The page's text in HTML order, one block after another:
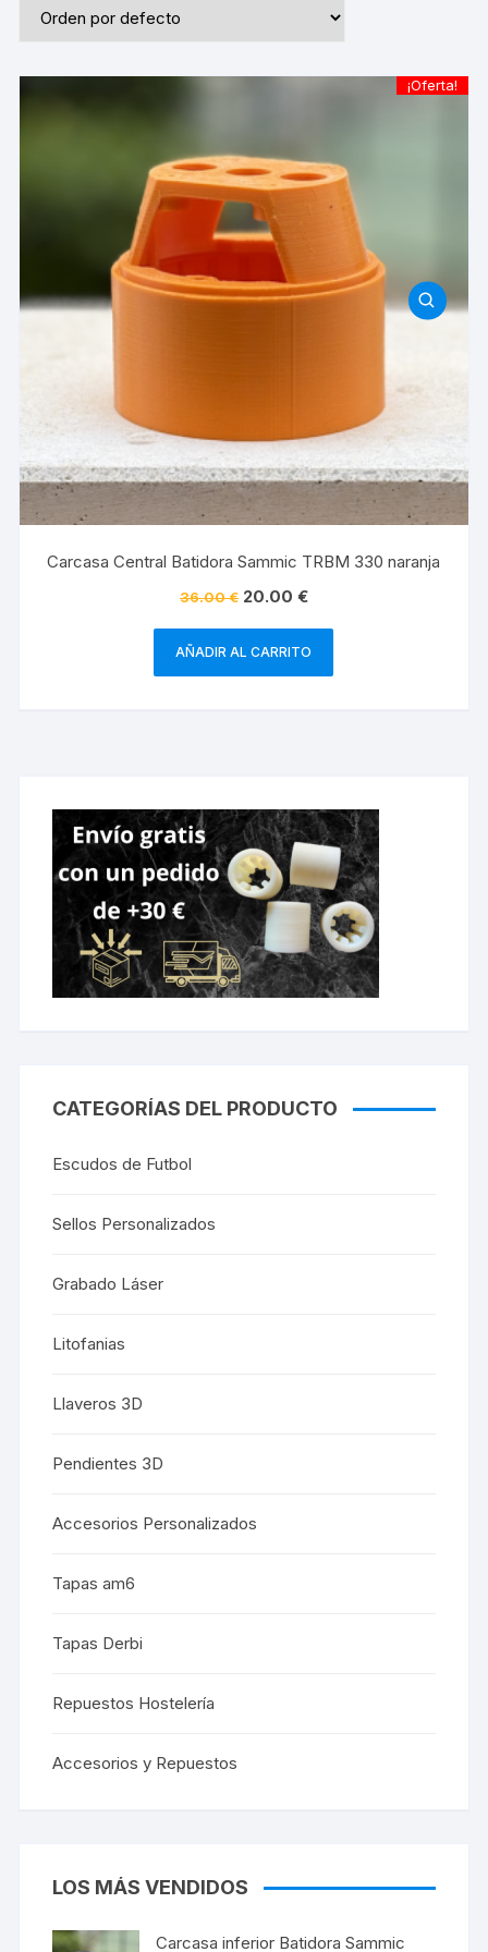
¡Oferta!
Carcasa Central Batidora Sammic TRBM 330 naranja
36.00€ 20.00 €
AÑADIR AL CARRITO
CATEGORÍAS DEL PRODUCTO
Escudos de Futbol
Sellos Personalizados
Grabado Láser
Litofanias
Llaveros 3D
Pendientes 3D
Accesorios Personalizados
Tapas am6
Tapas Derbi
Repuestos Hostelería
Accesorios y Repuestos
LOS MÁS VENDIDOS
Carcasa inferior Batidora Sammic